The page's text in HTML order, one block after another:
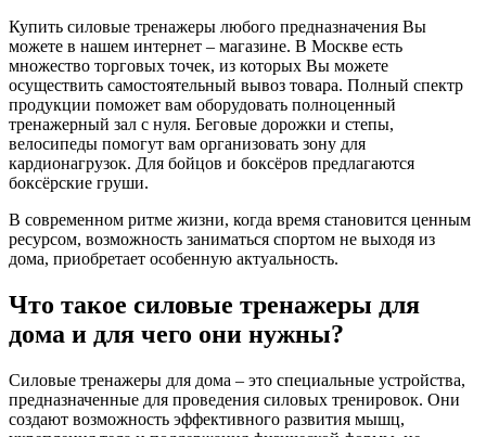
Купить силовые тренажеры любого предназначения Вы
можете в нашем интернет – магазине. В Москве есть
множество торговых точек, из которых Вы можете
осуществить самостоятельный вывоз товара. Полный спектр
продукции поможет вам оборудовать полноценный
тренажерный зал с нуля. Беговые дорожки и степы,
велосипеды помогут вам организовать зону для
кардионагрузок. Для бойцов и боксёров предлагаются
боксёрские груши.
В современном ритме жизни, когда время становится ценным
ресурсом, возможность заниматься спортом не выходя из
дома, приобретает особенную актуальность.
Что такое силовые тренажеры для
дома и для чего они нужны?
Силовые тренажеры для дома – это специальные устройства,
предназначенные для проведения силовых тренировок. Они
создают возможность эффективного развития мышц,